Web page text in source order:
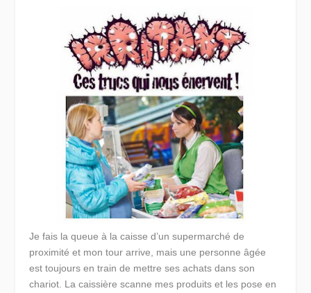
Je fais la queue à la caisse d’un supermarché de
proximité et mon tour arrive, mais une personne âgée
est toujours en train de mettre ses achats dans son
chariot. La caissière scanne mes produits et les pose en